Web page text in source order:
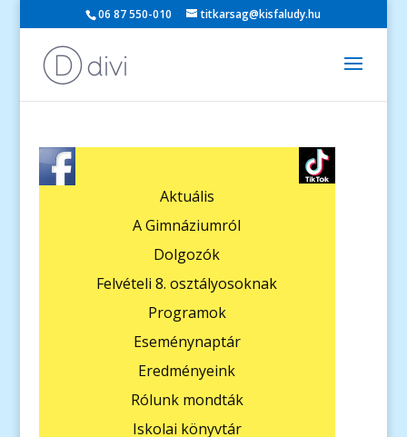
06 87 550-010 titkarsag@kisfaludy.hu
Aktuális
A Gimnáziumról
Dolgozók
Felvételi 8. osztályosoknak
Programok
Eseménynaptár
Eredményeink
Rólunk mondták
Iskolai könyvtár